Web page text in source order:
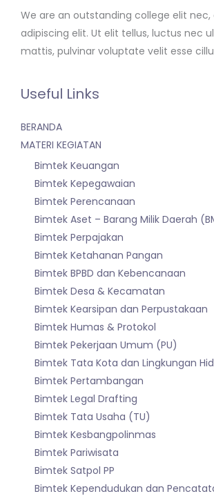
We are an outstanding college elit
adipiscing elit. Ut elit tellus, luctus nec
mattis, pulvinar voluptate velit esse
Useful Links
BERANDA
MATERI KEGIATAN
Bimtek Keuangan
Bimtek Kepegawaian
Bimtek Perencanaan
Bimtek Aset – Barang Milik Daerah
Bimtek Perpajakan
Bimtek Ketahanan Pangan
Bimtek BPBD dan Kebencanaan
Bimtek Desa & Kecamatan
Bimtek Kearsipan dan Perpustakaan
Bimtek Humas & Protokol
Bimtek Pekerjaan Umum (PU)
Bimtek Tata Kota dan Lingkungan
Bimtek Pertambangan
Bimtek Legal Drafting
Bimtek Tata Usaha (TU)
Bimtek Kesbangpolinmas
Bimtek Pariwisata
Bimtek Satpol PP
Bimtek Kependudukan dan